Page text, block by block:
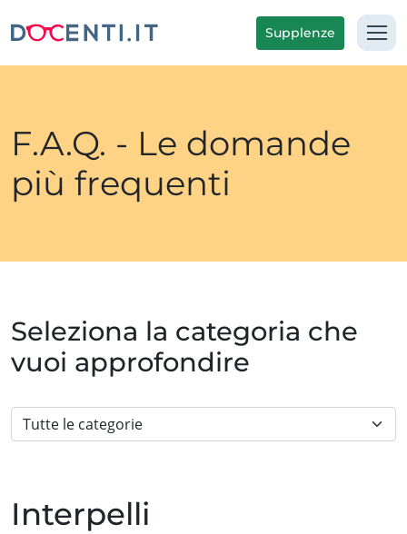
Supplenze
F.A.Q. - Le domande
più frequenti
Seleziona la categoria che
vuoi approfondire
Interpelli